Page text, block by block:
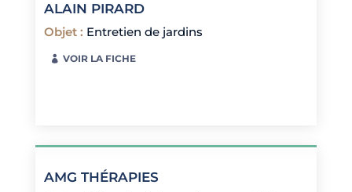
ALAIN PIRARD
Objet : Entretien de jardins
VOIR LA FICHE
AMG THÉRAPIES